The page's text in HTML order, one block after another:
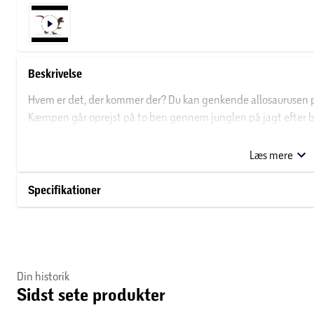
Beskrivelse
Hvem er det, der kommer der? Du kan genkende
Kæmpen går oprejst på to ben gennem junglen på jagt efter
området med gule perleøjne. Lad os håbe, at den ikke
er ikke underligt, at dette frygtindgydende kødædende dyr er
Læs mere
Specifikationer
Din historik
Sidst sete produkter